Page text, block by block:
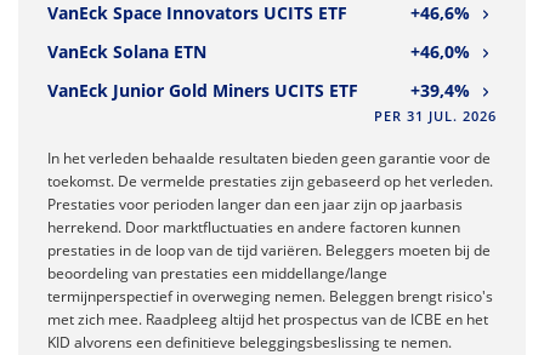
VanEck Space Innovators UCITS ETF
+46,6%
VanEck Solana ETN
+46,0%
VanEck Junior Gold Miners UCITS ETF
+39,4%
PER 31 JUL. 2026
In het verleden behaalde resultaten bieden geen garantie voor de
toekomst. De vermelde prestaties zijn gebaseerd op het verleden.
Prestaties voor perioden langer dan een jaar zijn op jaarbasis
herrekend. Door marktfluctuaties en andere factoren kunnen
prestaties in de loop van de tijd variëren. Beleggers moeten bij de
beoordeling van prestaties een middellange/lange
termijnperspectief in overweging nemen. Beleggen brengt risico's
met zich mee. Raadpleeg altijd het prospectus van de ICBE en het
KID alvorens een definitieve beleggingsbeslissing te nemen.